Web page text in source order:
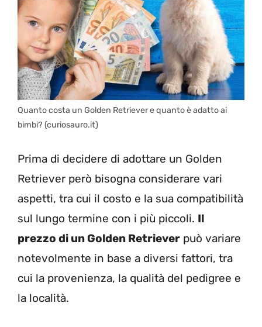
Quanto costa un Golden Retriever e quanto è adatto ai
bimbi? (curiosauro.it)
Prima di decidere di adottare un Golden
Retriever però bisogna considerare vari
aspetti, tra cui il costo e la sua compatibilità
sul lungo termine con i più piccoli. Il
prezzo di un Golden Retriever può variare
notevolmente in base a diversi fattori, tra
cui la provenienza, la qualità del pedigree e
la località.